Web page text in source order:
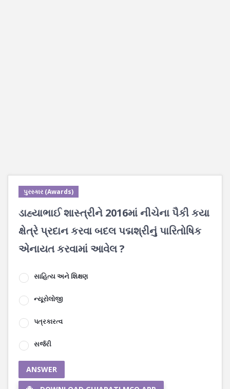
પુરસ્કાર (Awards)
ડાહ્યાભાઈ શાસ્ત્રીને 2016માં નીચેના પૈકી કયા
ક્ષેત્રે પ્રદાન કરવા બદલ પદ્મશ્રીનું પારિતોષિક
એનાયત કરવામાં આવેલ ?
સાહિત્ય અને શિક્ષણ
ન્યૂરોલોજી
પત્રકારત્વ
સર્જરી
ANSWER